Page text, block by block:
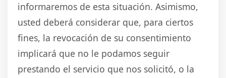
informaremos de esta situación. Asimismo,
usted deberá considerar que, para ciertos
fines, la revocación de su consentimiento
implicará que no le podamos seguir
prestando el servicio que nos solicitó, o la